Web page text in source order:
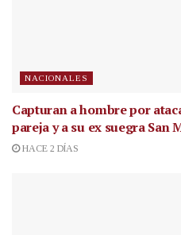
NACIONALES
Capturan a hombre por
pareja y a su ex suegra San
HACE 2 DÍAS